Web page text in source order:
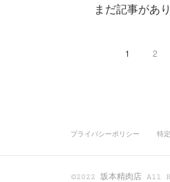
まだ記事があ
1 2
プライバシーポリシー 特
©2022 坂本精肉店 All